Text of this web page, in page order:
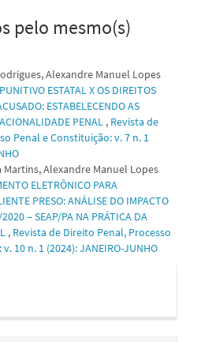
pelo mesmo(s)
Alexandre Manuel Lopes
ESTATAL X OS DIREITOS
ESTABELECENDO AS
PENAL , Revista de
Penal e Constituição: v. 7 n. 1
Alexandre Manuel Lopes
ELETRÔNICO PARA
PRESO: ANÁLISE DO IMPACTO
– SEAP/PA NA PRÁTICA DA
, Revista de Direito Penal, Processo
10 n. 1 (2024): JANEIRO-JUNHO